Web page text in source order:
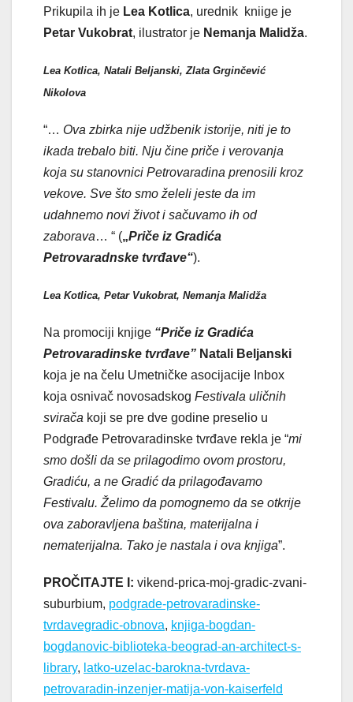
Prikupila ih je Lea Kotlica, urednik kniige je
Petar Vukobrat, ilustrator je Nemanja Malidža.
Lea Kotlica, Natali Beljanski, Zlata Grginčević
Nikolova
“… Ova zbirka nije udžbenik istorije, niti je to
ikada trebalo biti. Nju čine priče i verovanja
koja su stanovnici Petrovaradina prenosili kroz
vekove. Sve što smo želeli jeste da im
udahnemo novi život i sačuvamo ih od
zaborava… “ („Priče iz Gradića
Petrovaradnske tvrđave“).
Lea Kotlica, Petar Vukobrat, Nemanja Malidža
Na promociji knjige “Priče iz Gradića
Petrovaradinske tvrđave” Natali Beljanski
koja je na čelu Umetničke asocijacije Inbox
koja osnivač novosadskog Festivala uličnih
svirača koji se pre dve godine preselio u
Podgrađe Petrovaradinske tvrđave rekla je “mi
smo došli da se prilagodimo ovom prostoru,
Gradiću, a ne Gradić da prilagođavamo
Festivalu. Želimo da pomognemo da se otkrije
ova zaboravljena baština, materijalna i
nematerijalna. Tako je nastala i ova knjiga”.
PROČITAJTE I: vikend-prica-moj-gradic-zvani-
suburbium, podgrade-petrovaradinske-
tvrdavegradic-obnova, knjiga-bogdan-
bogdanovic-biblioteka-beograd-an-architect-s-
library, latko-uzelac-barokna-tvrdava-
petrovaradin-inzenjer-matija-von-kaiserfeld